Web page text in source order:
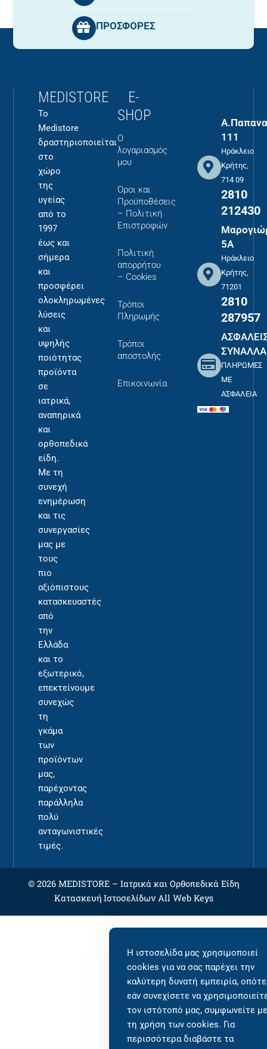
ΠΡΟΣΦΟΡΕΣ
MEDISTORE
Το
Medistore
δραστηριοποιείται
στο
χώρο
της
υγείας
από το
1997
έως και
σήμερα
και
προσφέρει
ολοκληρωμένες
λύσεις
και
υψηλής
ποιότητας
προϊόντα
σε
ιατρικά,
αναπηρικά
και
ορθοπεδικά
είδη.
Με τη
συνεχή
ενημέρωση
και τις
συνεργασίες
μας με
τους
πιο
αξιόπιστους
κατασκευαστές
από
την
Ελλάδα
και το
εξωτερικό,
επεκτείνουμε
συνεχώς
τη
γκάμα
των
προϊόντων
μας,
παρέχοντας
παράλληλα
πολύ
ανταγωνιστικές
τιμές.
E-
SHOP
Ο
λογαριασμός
μου
Όροι και
Προϋποθέσεις
– Πολιτική
Επιστροφών
Πολιτική
απορρήτου
– Cookies
Τρόποι
Πληρωμής
Τρόποι
αποστολής
Επικοινωνία
111
Ηράκλειο
Κρήτης,
714 09
2810
212430
5Α
Ηράκλειο
Κρήτης,
71201
2810
287957
ΠΛΗΡΩΜΕΣ
ΜΕ
ΑΣΦΑΛΕΙΑ
© 2026 MEDISTORE – Ιατρικά και Ορθοπεδικά Είδη
Κατασκευή ΙστοσελίδωνAll Web Keys
Η ιστοσελίδα μας χρησιμοποιεί
cookies για να σας παρέχει την
καλύτερη δυνατή εμπειρία,
εάν συνεχίσετε να
τον ιστότοπό μας, συμφωνείτε με
τη χρήση των cookies. Για
περισσότερα διαβάστε τα